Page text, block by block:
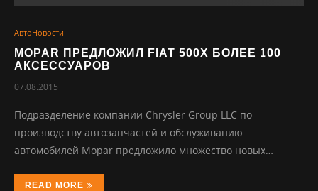
АвтоНовости
MOPAR ПРЕДЛОЖИЛ FIAT 500X БОЛЕЕ 100
АКСЕССУАРОВ
07.08.2015
Подразделение компании Chrysler Group LLC по
производству автозапчастей и обслуживанию
автомобилей Mopar предложило множество новых…
READ MORE